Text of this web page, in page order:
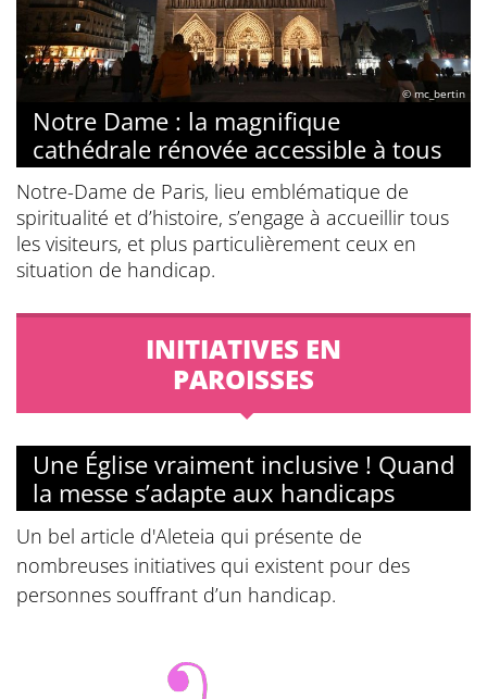
© mc_bertin
Notre Dame : la magnifique
cathédrale rénovée accessible à tous
Notre-Dame de Paris, lieu emblématique de
spiritualité et d’histoire, s’engage à accueillir tous
les visiteurs, et plus particulièrement ceux en
situation de handicap.
INITIATIVES EN
PAROISSES
Une Église vraiment inclusive ! Quand
la messe s’adapte aux handicaps
Un bel article d'Aleteia qui présente de
nombreuses initiatives qui existent pour des
personnes souffrant d’un handicap.